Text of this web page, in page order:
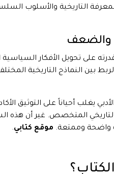
التاريخية والأسلوب
والضعف
على تحويل الأفكار
بين النماذج التاريخية
يغلب أحياناً على التوثيق
التاريخي المتخصص. غير أن
واضحة وممتعة. موقع كتابي.